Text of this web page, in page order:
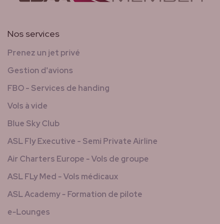
Nos services
Prenez un jet privé
Gestion d'avions
FBO - Services de handing
Vols à vide
Blue Sky Club
ASL Fly Executive - Semi Private Airline
Air Charters Europe - Vols de groupe
ASL FLy Med - Vols médicaux
ASL Academy - Formation de pilote
e-Lounges